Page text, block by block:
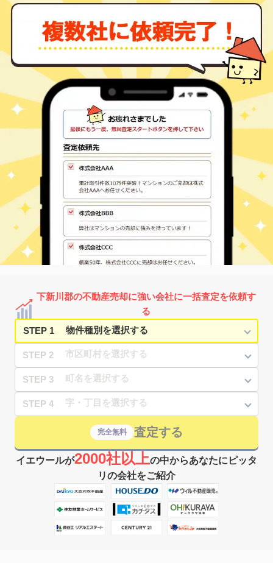
下新川郡の不動産売却に強い会社に一括査定を依頼す
る
STEP 1
STEP 2
STEP 3
STEP 4
完全無料 査定する
イエウールが2000社以上の中からあなたにピッタ
リの会社をご紹介